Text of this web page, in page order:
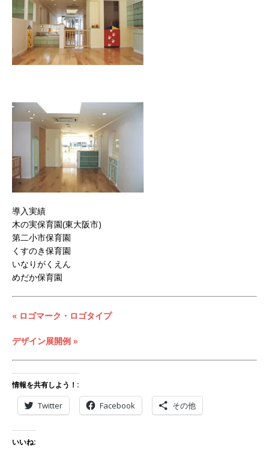
導入実績
木の実保育園(東大阪市)
第二小市保育園
くすのき保育園
いなりがくえん
めだか保育園
« ロゴマーク・ロゴタイプ
デザイン展開例 »
情報を共有しよう！:
Twitter Facebook その他
いいね: